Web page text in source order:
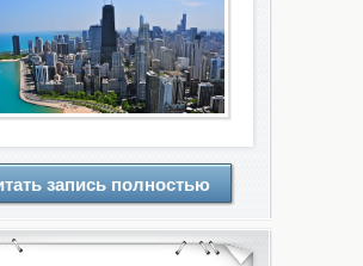
запись полностью